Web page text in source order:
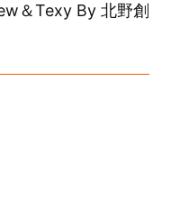
＆Texy By 北野創